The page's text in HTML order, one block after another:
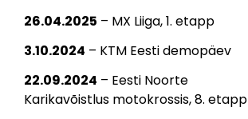
26.04.2025 – MX Liiga, 1. etapp
3.10.2024 – KTM Eesti demopäev
22.09.2024 – Eesti Noorte
Karikavõistlus motokrossis, 8. etapp